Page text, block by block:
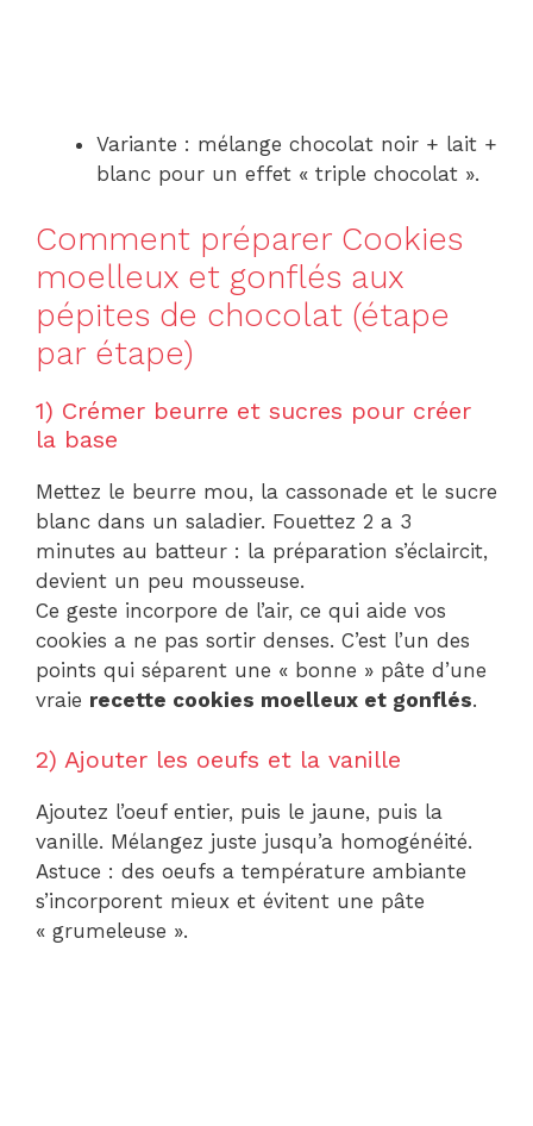
Variante : mélange chocolat noir + lait +
blanc pour un effet « triple chocolat ».
Comment préparer Cookies
moelleux et gonflés aux
pépites de chocolat (étape
par étape)
1) Crémer beurre et sucres pour créer
la base
Mettez le beurre mou, la cassonade et le sucre
blanc dans un saladier. Fouettez 2 a 3
minutes au batteur : la préparation s’éclaircit,
devient un peu mousseuse.
Ce geste incorpore de l’air, ce qui aide vos
cookies a ne pas sortir denses. C’est l’un des
points qui séparent une « bonne » pâte d’une
vraie recette cookies moelleux et gonflés.
2) Ajouter les oeufs et la vanille
Ajoutez l’oeuf entier, puis le jaune, puis la
vanille. Mélangez juste jusqu’a homogénéité.
Astuce : des oeufs a température ambiante
s’incorporent mieux et évitent une pâte
« grumeleuse ».